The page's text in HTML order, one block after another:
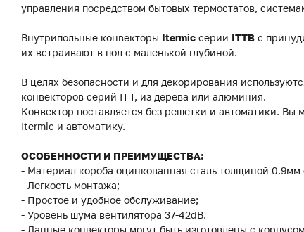
управления посредством бытовых термостатов,
Внутрипольные конвекторы Itermic серии ITTB с
их встраивают в пол с маленькой глубиной.
В целях безопасности и для декорирования
конвекторов серий ITT, из дерева или алюминия.
Конвектор поставляется без решетки и автоматики. Вы
Itermic и автоматику.
ОСОБЕННОСТИ И ПРЕИМУЩЕСТВА:
- Материал короба оцинкованная сталь толщиной
- Легкость монтажа;
- Простое и удобное обслуживание;
- Уровень шума вентилятора 37-42dB.
- Данные конвекторы могут быть изготовлены с